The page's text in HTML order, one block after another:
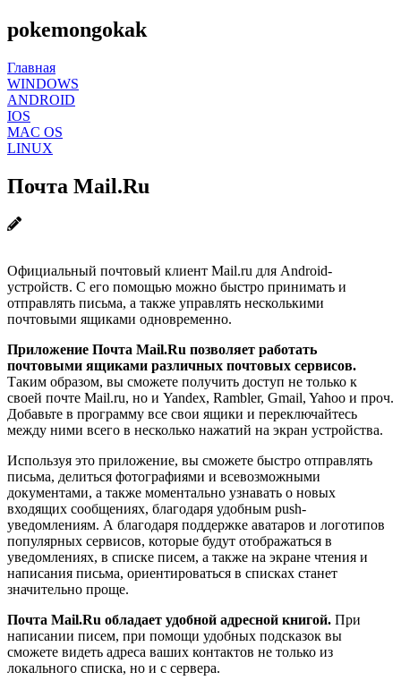
pokemongokak
Главная
WINDOWS
ANDROID
IOS
MAC OS
LINUX
Почта Mail.Ru
Официальный почтовый клиент Mail.ru для Android-
устройств. С его помощью можно быстро принимать и
отправлять письма, а также управлять несколькими
почтовыми ящиками одновременно.
Приложение Почта Mail.Ru позволяет работать
почтовыми ящиками различных почтовых сервисов.
Таким образом, вы сможете получить доступ не только к
своей почте Mail.ru, но и Yandex, Rambler, Gmail, Yahoo и проч.
Добавьте в программу все свои ящики и переключайтесь
между ними всего в несколько нажатий на экран устройства.
Используя это приложение, вы сможете быстро отправлять
письма, делиться фотографиями и всевозможными
документами, а также моментально узнавать о новых
входящих сообщениях, благодаря удобным push-
уведомлениям. А благодаря поддержке аватаров и логотипов
популярных сервисов, которые будут отображаться в
уведомлениях, в списке писем, а также на экране чтения и
написания письма, ориентироваться в списках станет
значительно проще.
Почта Mail.Ru обладает удобной адресной книгой. При
написании писем, при помощи удобных подсказок вы
сможете видеть адреса ваших контактов не только из
локального списка, но и с сервера.